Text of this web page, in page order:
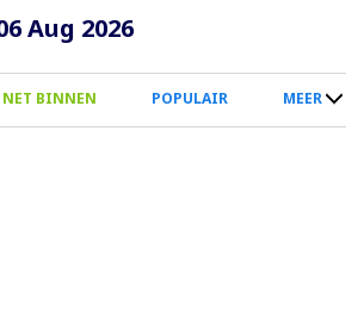
Overslaan
naar
inhoud
Aug 2026
NET BINNEN POPULAIR MEER